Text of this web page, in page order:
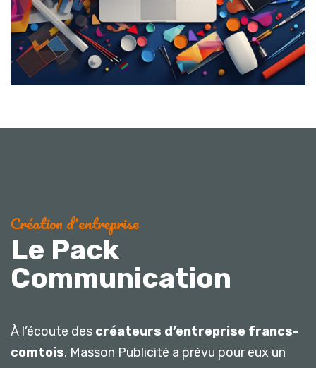
Création d'entreprise
Le Pack
Communication
À l’écoute des créateurs d’entreprise francs-
comtois, Masson Publicité a prévu pour eux un